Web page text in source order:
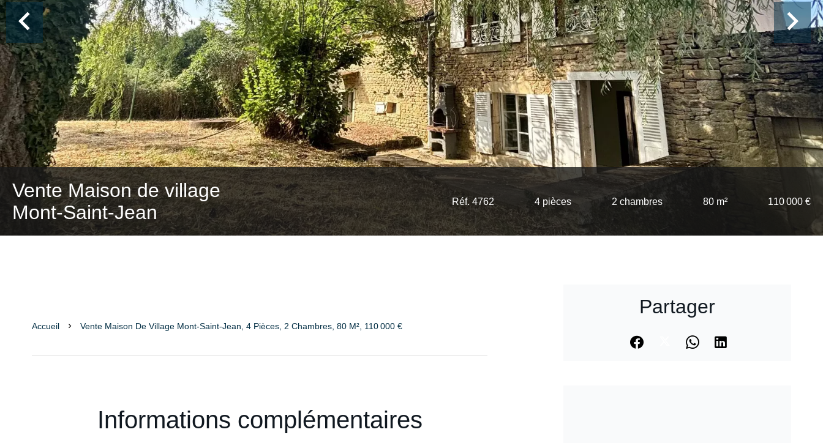
Vente Maison de village
Mont-Saint-Jean
Réf. 4762 4 pièces 2 chambres 80 m² 110 000 €
Accueil Vente Maison De Village Mont-Saint-Jean, 4 Pièces, 2 Chambres, 80 M², 110 000 €
Informations complémentaires
Partager